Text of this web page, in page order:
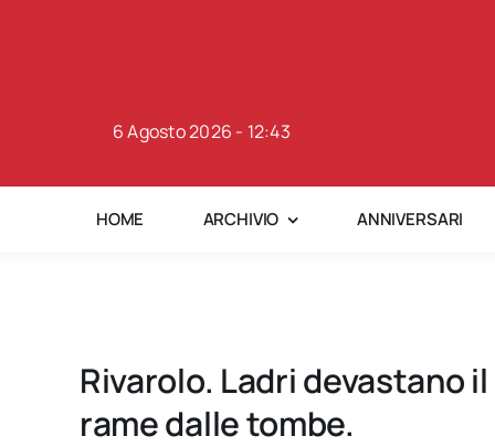
6 Agosto 2026 - 12:43
HOME ARCHIVIO ANNIVERSARI
Rivarolo. Ladri devastano
rame dalle tombe.